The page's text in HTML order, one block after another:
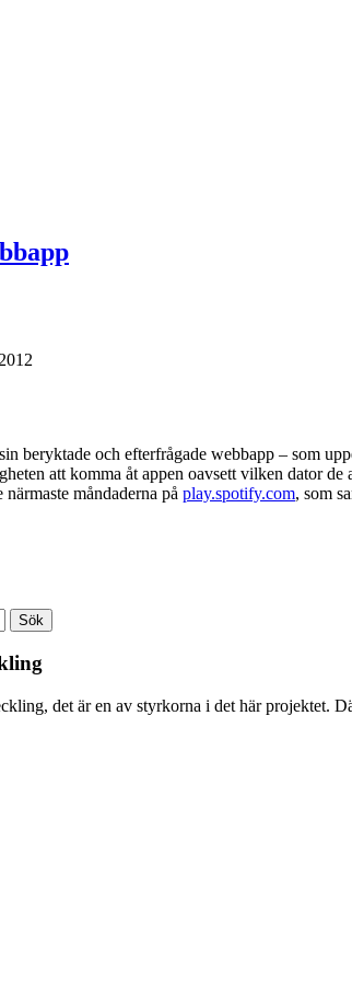
beryktade och efterfrågade webbapp – som
att komma åt appen oavsett vilken dator
måndaderna på play.spotify.com, som
det är en av styrkorna i det här projektet.